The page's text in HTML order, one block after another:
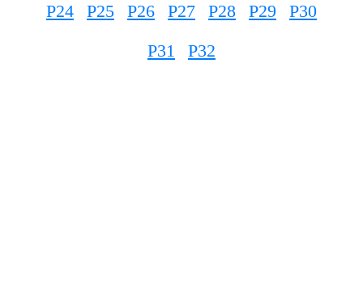
P24
P25 P26 P27 P28 P29
P30
P31
P32